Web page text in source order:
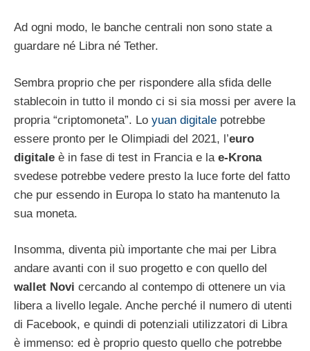
Ad ogni modo, le banche centrali non sono state a
guardare né Libra né Tether.
Sembra proprio che per rispondere alla sfida delle
stablecoin in tutto il mondo ci si sia mossi per avere la
propria “criptomoneta”. Lo yuan digitale potrebbe
essere pronto per le Olimpiadi del 2021, l’euro
digitale è in fase di test in Francia e la e-Krona
svedese potrebbe vedere presto la luce forte del fatto
che pur essendo in Europa lo stato ha mantenuto la
sua moneta.
Insomma, diventa più importante che mai per Libra
andare avanti con il suo progetto e con quello del
wallet Novi cercando al contempo di ottenere un via
libera a livello legale. Anche perché il numero di utenti
di Facebook, e quindi di potenziali utilizzatori di Libra
è immenso: ed è proprio questo quello che potrebbe